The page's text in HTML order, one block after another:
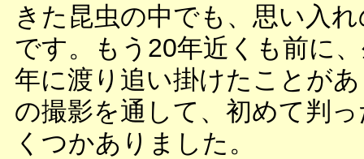
きた昆虫の中でも、思い入
です。もう20年近くも前に
年に渡り追い掛けたことが
の撮影を通して、初めて判
くつかありました。